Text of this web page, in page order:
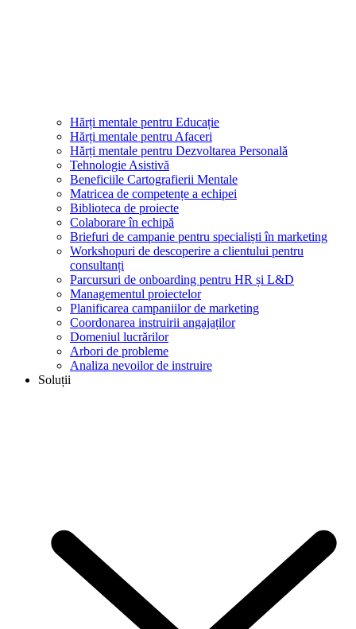
Hărți mentale pentru Educație
Hărți mentale pentru Afaceri
Hărți mentale pentru Dezvoltarea Personală
Tehnologie Asistivă
Beneficiile Cartografierii Mentale
Matricea de competențe a echipei
Biblioteca de proiecte
Colaborare în echipă
Briefuri de campanie pentru specialiști în marketing
Workshopuri de descoperire a clientului pentru
consultanți
Parcursuri de onboarding pentru HR și L&D
Managementul proiectelor
Planificarea campaniilor de marketing
Coordonarea instruirii angajaților
Domeniul lucrărilor
Arbori de probleme
Analiza nevoilor de instruire
Soluții